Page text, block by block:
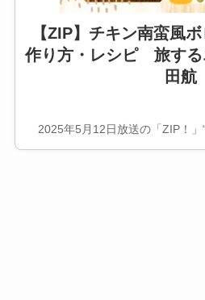
【ZIP】チキン南蛮風
作り方・レシピ 旅する
田航
2025年5月12日放送の「ZIP！」